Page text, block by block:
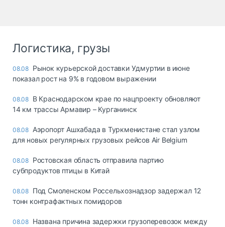
Логистика, грузы
08.08 Рынок курьерской доставки Удмуртии в июне
показал рост на 9% в годовом выражении
08.08 В Краснодарском крае по нацпроекту обновляют
14 км трассы Армавир – Курганинск
08.08 Аэропорт Ашхабада в Туркменистане стал узлом
для новых регулярных грузовых рейсов Air Belgium
08.08 Ростовская область отправила партию
субпродуктов птицы в Китай
08.08 Под Смоленском Россельхознадзор задержал 12
тонн контрафактных помидоров
08.08 Названа причина задержки грузоперевозок между